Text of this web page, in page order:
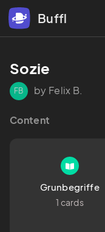
Buffl
Sozie
FB by Felix B.
Content
Grunbegriffe
1 cards